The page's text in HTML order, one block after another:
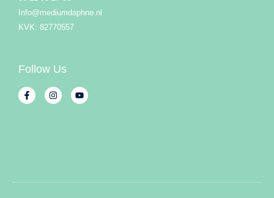
Info@mediumdaphne.nl
KVK: 82770557
Follow Us